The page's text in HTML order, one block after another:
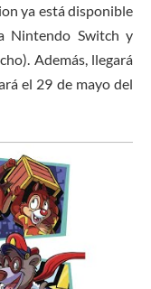
ya está disponible
Nintendo Switch y
Además, llegará
el 29 de mayo del